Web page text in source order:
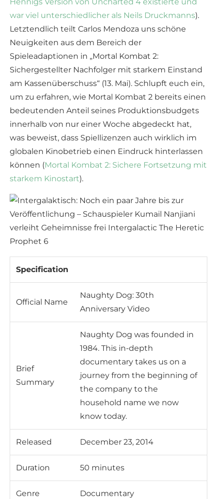
war viel unterschiedlicher als Neils Druckmanns).
Letztendlich teilt Carlos Mendoza uns schöne
Neuigkeiten aus dem Bereich der
Spieleadaptionen in „Mortal Kombat 2:
Sichergestellter Nachfolger mit starkem Einstand
am Kassenüberschuss“ (13. Mai). Schlupft euch ein,
um zu erfahren, wie Mortal Kombat 2 bereits einen
bedeutenden Anteil seines Produktionsbudgets
innerhalb von nur einer Woche abgedeckt hat,
was beweist, dass Spiellizenzen auch wirklich im
globalen Kinobetrieb einen Eindruck hinterlassen
können (Mortal Kombat 2: Sichere Fortsetzung mit
starkem Kinostart).
Specification
Official Name
Naughty Dog: 30th
Anniversary Video
Brief
Summary
Naughty Dog was founded in
1984. This in-depth
documentary takes us on a
journey from the beginning of
the company to the
household name we now
know today.
Released December 23, 2014
Duration 50 minutes
Genre Documentary